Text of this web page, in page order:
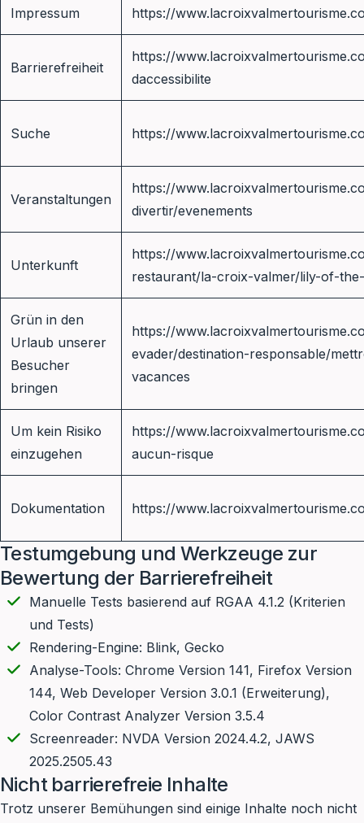
Impressum https://
Barrierefreiheit
https://
daccessibilite
Suche https://
Veranstaltungen
https://
divertir/evenements
Unterkunft
https://
restaurant/la-croix-valmer/lily-of-the-
Grün in den
Urlaub unserer
Besucher
bringen
https://
evader/destination-responsable/
vacances
Um kein Risiko
einzugehen
https://
aucun-risque
Dokumentation https://
Testumgebung und Werkzeuge zur
Bewertung der Barrierefreiheit
Manuelle Tests basierend auf RGAA 4.1.2 (Kriterien
und Tests)
Rendering-Engine: Blink, Gecko
Analyse-Tools: Chrome Version 141, Firefox Version
144, Web Developer Version 3.0.1 (Erweiterung),
Color Contrast Analyzer Version 3.5.4
Screenreader: NVDA Version 2024.4.2, JAWS
2025.2505.43
Nicht barrierefreie Inhalte
Trotz unserer Bemühungen sind einige Inhalte noch nicht